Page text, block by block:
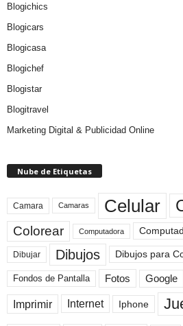
Blogichics
Blogicars
Blogicasa
Blogichef
Blogistar
Blogitravel
Marketing Digital & Publicidad Online
Nube de Etiquetas
Camara Camaras Celular
Colorear Computadora
Dibujar Dibujos Dibujos para
Fondos de Pantalla Fotos Google
Imprimir Internet Iphone